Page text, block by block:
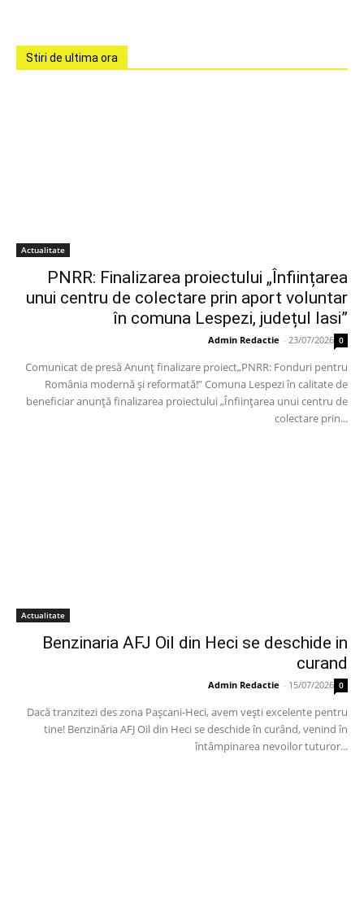
Stiri de ultima ora
Actualitate
PNRR: Finalizarea proiectului „Înființarea
unui centru de colectare prin aport voluntar
în comuna Lespezi, județul Iasi”
Admin Redactie - 23/07/2026 0
Comunicat de presă Anunț finalizare proiect„PNRR: Fonduri pentru
România modernă și reformată!” Comuna Lespezi în calitate de
beneficiar anunță finalizarea proiectului „Înființarea unui centru de
colectare prin...
Actualitate
Benzinaria AFJ Oil din Heci se deschide in
curand
Admin Redactie - 15/07/2026 0
Dacă tranzitezi des zona Pașcani-Heci, avem vești excelente pentru
tine! Benzinăria AFJ Oil din Heci se deschide în curând, venind în
întâmpinarea nevoilor tuturor...